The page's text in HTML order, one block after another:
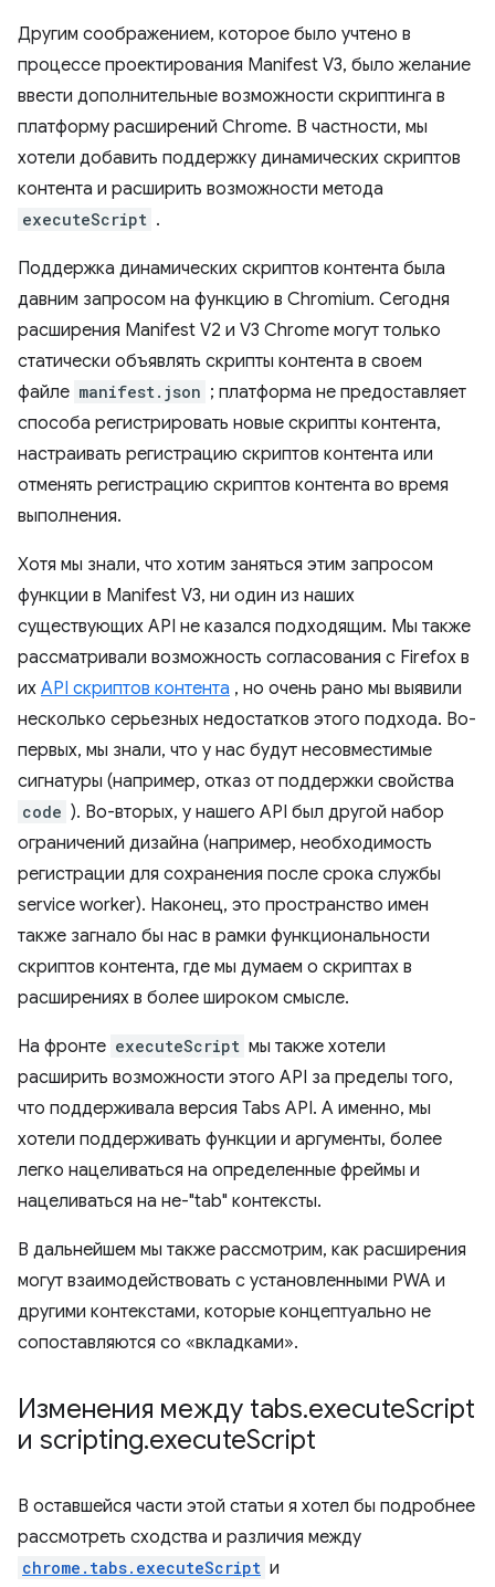
Другим соображением, которое было учтено в
процессе проектирования Manifest V3, было желание
ввести дополнительные возможности скриптинга в
платформу расширений Chrome. В частности, мы
хотели добавить поддержку динамических скриптов
контента и расширить возможности метода
executeScript .
Поддержка динамических скриптов контента была
давним запросом на функцию в Chromium. Сегодня
расширения Manifest V2 и V3 Chrome могут только
статически объявлять скрипты контента в своем
файле manifest.json ; платформа не предоставляет
способа регистрировать новые скрипты контента,
настраивать регистрацию скриптов контента или
отменять регистрацию скриптов контента во время
выполнения.
Хотя мы знали, что хотим заняться этим запросом
функции в Manifest V3, ни один из наших
существующих API не казался подходящим. Мы также
рассматривали возможность согласования с Firefox в
их API скриптов контента , но очень рано мы выявили
несколько серьезных недостатков этого подхода. Во-
первых, мы знали, что у нас будут несовместимые
сигнатуры (например, отказ от поддержки свойства
code ). Во-вторых, у нашего API был другой набор
ограничений дизайна (например, необходимость
регистрации для сохранения после срока службы
service worker). Наконец, это пространство имен
также загнало бы нас в рамки функциональности
скриптов контента, где мы думаем о скриптах в
расширениях в более широком смысле.
На фронте executeScript мы также хотели
расширить возможности этого API за пределы того,
что поддерживала версия Tabs API. А именно, мы
хотели поддерживать функции и аргументы, более
легко нацеливаться на определенные фреймы и
нацеливаться на не-"tab" контексты.
В дальнейшем мы также рассмотрим, как расширения
могут взаимодействовать с установленными PWA и
другими контекстами, которые концептуально не
сопоставляются со «вкладками».
Изменения между tabs.executeScript
и scripting.executeScript
В оставшейся части этой статьи я хотел бы подробнее
рассмотреть сходства и различия между
chrome.tabs.executeScript и